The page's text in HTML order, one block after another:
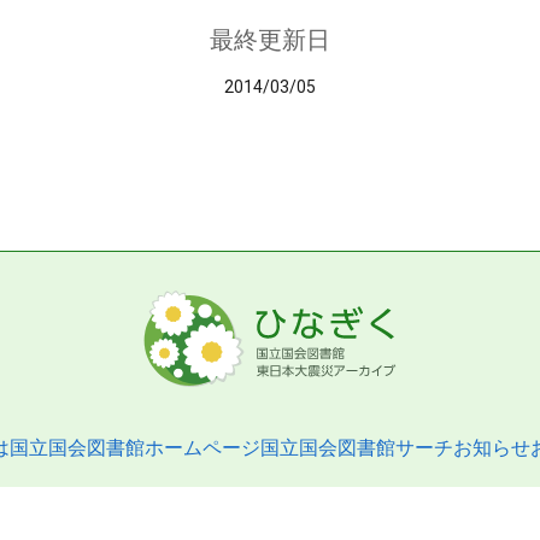
最終更新日
2014/03/05
国立国会図書館ホームページ国立国会図書館サーチお知らせ